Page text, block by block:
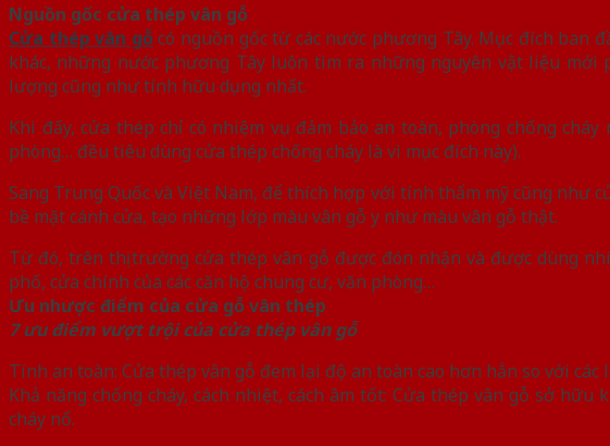
Nguồn gốc cửa thép vân gỗ
Cửa thép vân gỗcó nguồn gốc từ các nước phương Tây. Mục đích ban
khác, những nước phương Tây luôn tìm ra những nguyên vật liệu
lượng cũng như tính hữu dụng nhất.
Khi đấy, cửa thép chỉ có nhiệm vụ đảm bảo an toàn, phòng chống
phòng… đều tiêu dùng cửa thép chống cháy là vì mục đích này).
Sang Trung Quốc và Việt Nam, để thích hợp với tính thẩm mỹ cũng như
bề mặt cánh cửa, tạo những lớp màu vân gỗ y như màu vân gỗ thật.
Từ đó, trên thị trường cửa thép vân gỗ được đón nhận và được dùng
phố, cửa chính của các căn hộ chung cư, văn phòng…
Ưu nhược điểm của cửa gỗ vân thép
7 ưu điểm vượt trội của cửa thép vân gỗ
Tính an toàn: Cửa thép vân gỗ đem lại độ an toàn cao hơn hẳn so với
Khả năng chống cháy, cách nhiệt, cách âm tốt: Cửa thép vân gỗ sở
cháy nổ.